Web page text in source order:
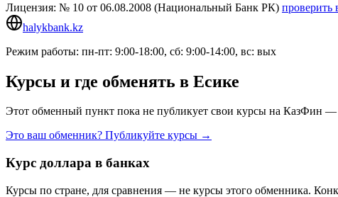
Лицензия: № 10 от 06.08.2008 (Национальный Банк РК) проверить
halykbank.kz
Режим работы: пн-пт: 9:00-18:00, сб: 9:00-14:00, вс: вых
Курсы и где обменять в Есике
Этот обменный пункт пока не публикует свои курсы на КазФин —
Это ваш обменник? Публикуйте курсы →
Курс доллара в банках
Курсы по стране, для сравнения — не курсы этого обменника.